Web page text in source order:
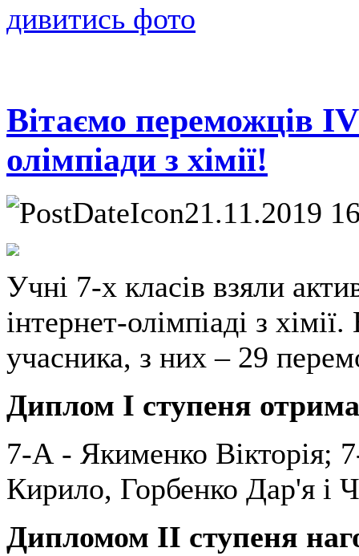
дивитись фото
Вітаємо переможців
олімпіади з хімії!
21.11.2019
Учні 7-х класів взяли
інтернет-олімпіаді з
учасника, з них ‒ 29
Диплом I ступеня
7-А - Якименко Вікторія;
Кирило, Горбенко Дар'я і
Дипломом II ступеня